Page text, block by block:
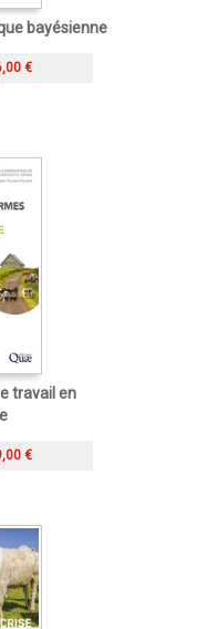
bayésienne
€
travail en
€